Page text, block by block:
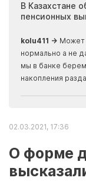
В Казахстане
пенсионных
kolu411 → Может
нормально а не
мы в банке
накопления
02.03.2021, 17:36
О форме